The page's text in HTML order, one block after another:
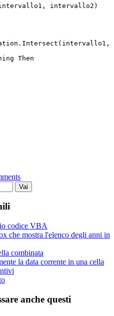
intervallo2)
Then
Vai
codice VBA
che mostra l'elenco degli anni in
combinata
la data corrente in una cella
anche questi